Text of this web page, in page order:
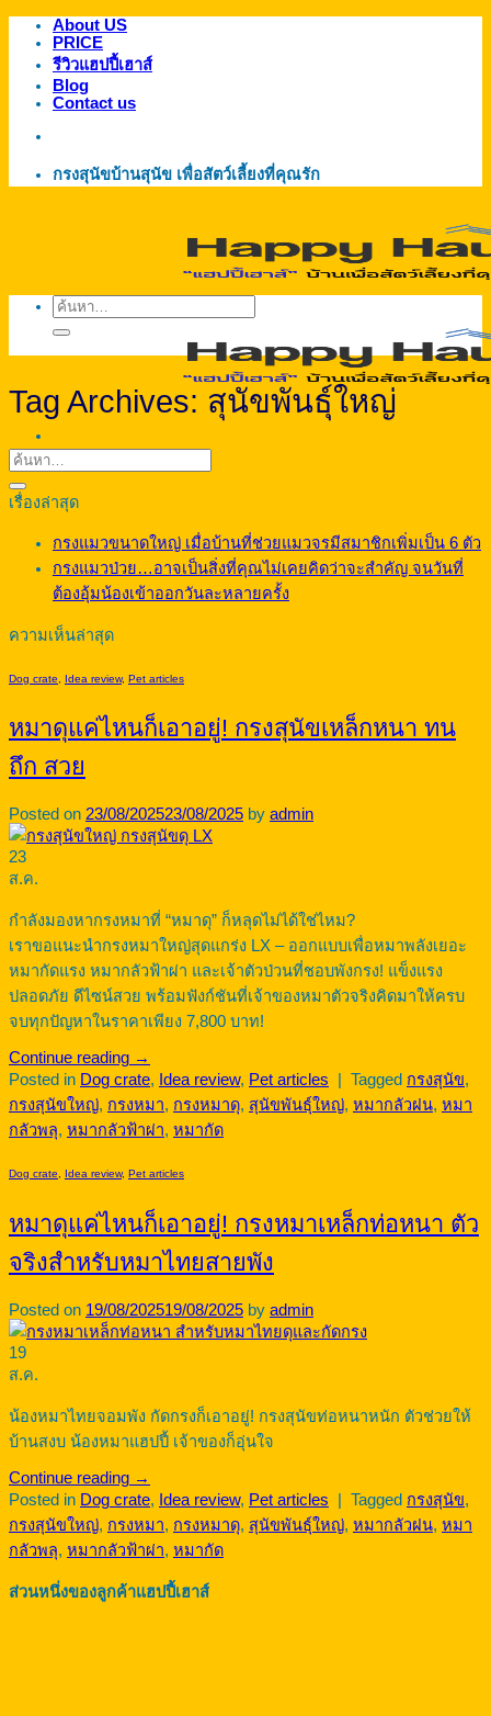
ข้าม
เนื้อหา
About US
PRICE
รีวิวแฮปปี้เฮาส์
Blog
Contact us
กรงสุนัขบ้านสุนัข เพื่อสัตว์เลี้ยงที่คุณรัก
ค้นหา:
Tag Archives: สุนัขพันธุ์ใหญ่
เรื่องล่าสุด
กรงแมวขนาดใหญ่ เมื่อบ้านที่ช่วยแมวจรมีสมาชิกเพิ่มเป็น 6 ตัว
กรงแมวป่วย…อาจเป็นสิ่งที่คุณไม่เคยคิดว่าจะสำคัญ จนวันที่
ต้องอุ้มน้องเข้าออกวันละหลายครั้ง
ความเห็นล่าสุด
Dog crate Idea review, Pet articles
หมาดุแค่ไหนก็เอาอยู่! กรงสุนัขเหล็กหนา ทน
ถึก สวย
Posted on 23/08/202523/08/2025 by admin
23
ส.ค.
กำลังมองหากรงหมาที่ “หมาดุ” ก็หลุดไม่ได้ใช่ไหม?
เราขอแนะนำกรงหมาใหญ่สุดแกร่ง LX – ออกแบบเพื่อหมาพลังเยอะ
หมากัดแรง หมากลัวฟ้าผ่า และเจ้าตัวป่วนที่ชอบพังกรง! แข็งแรง
ปลอดภัย ดีไซน์สวย พร้อมฟังก์ชันที่เจ้าของหมาตัวจริงคิดมาให้ครบ
จบทุกปัญหาในราคาเพียง 7,800 บาท!
Continue reading →
Posted in Dog crate, Idea review, Pet articles Tagged กรงสุนัข,
กรงสุนัขใหญ่, กรงหมา, กรงหมาดุ, สุนัขพันธุ์ใหญ่, หมากลัวฝน, หมา
กลัวพลุ, หมากลัวฟ้าผ่า, หมากัด
Dog crate, Idea review, Pet articles
หมาดุแค่ไหนก็เอาอยู่! กรงหมาเหล็กท่อหนา ตัว
จริงสำหรับหมาไทยสายพัง
Posted on 19/08/202519/08/2025 by admin
19
ส.ค.
น้องหมาไทยจอมพัง กัดกรงก็เอาอยู่! กรงสุนัขท่อหนาหนัก ตัวช่วยให้
บ้านสงบ น้องหมาแฮปปี้ เจ้าของก็อุ่นใจ
Continue reading →
Posted in Dog crate, Idea review, Pet articles Tagged กรงสุนัข,
กรงสุนัขใหญ่, กรงหมา, กรงหมาดุ, สุนัขพันธุ์ใหญ่, หมากลัวฝน, หมา
กลัวพลุ, หมากลัวฟ้าผ่า, หมากัด
ส่วนหนึ่งของลูกค้าแฮปปี้เฮาส์